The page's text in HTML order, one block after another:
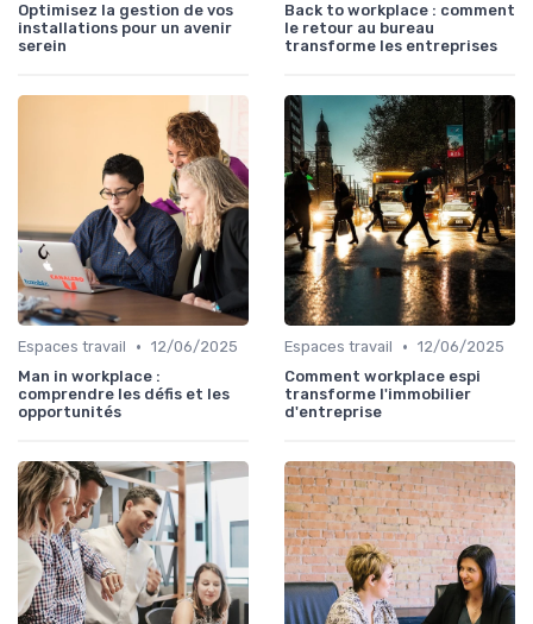
Optimisez la gestion de vos
installations pour un avenir
serein
Back to workplace : comment
le retour au bureau
transforme les entreprises
Espaces travail • 12/06/2025
Man in workplace :
comprendre les défis et les
opportunités
Espaces travail • 12/06/2025
Comment workplace espi
transforme l'immobilier
d'entreprise